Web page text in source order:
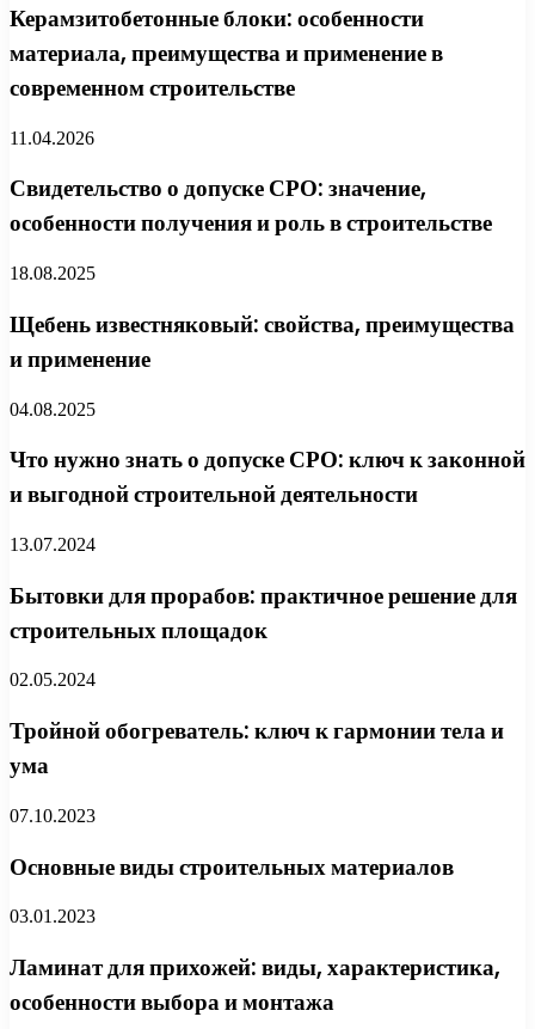
Керамзитобетонные блоки: особенности
материала, преимущества и применение в
современном строительстве
11.04.2026
Свидетельство о допуске СРО: значение,
особенности получения и роль в строительстве
18.08.2025
Щебень известняковый: свойства, преимущества
и применение
04.08.2025
Что нужно знать о допуске СРО: ключ к законной
и выгодной строительной деятельности
13.07.2024
Бытовки для прорабов: практичное решение для
строительных площадок
02.05.2024
Тройной обогреватель: ключ к гармонии тела и
ума
07.10.2023
Основные виды строительных материалов
03.01.2023
Ламинат для прихожей: виды, характеристика,
особенности выбора и монтажа